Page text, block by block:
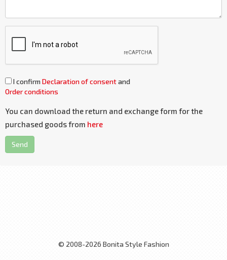
I confirm Declaration of consentand
Order conditions
You can download the return and exchange form for the
purchased goods from here
Send
© 2008-2026 Bonita Style Fashion